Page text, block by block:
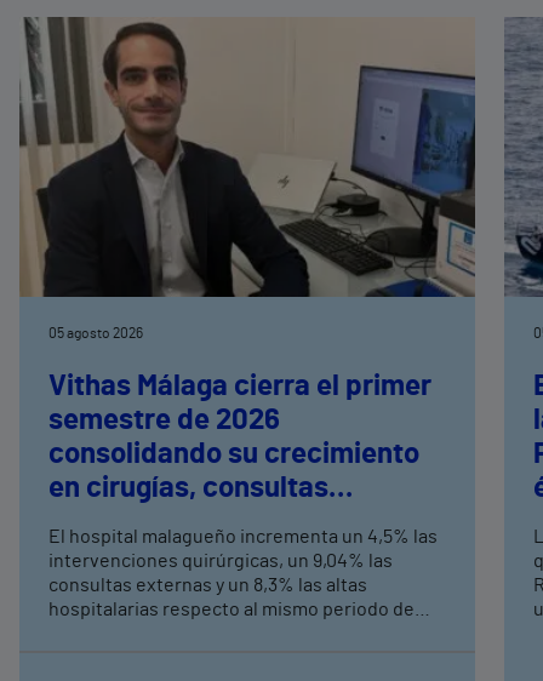
05 agosto 2026
Vithas Málaga cierra el primer
semestre de 2026
consolidando su crecimiento
en cirugías, consultas
externas y altas hospitalarias
El hospital malagueño incrementa un 4,5% las
intervenciones quirúrgicas, un 9,04% las
consultas externas y un 8,3% las altas
hospitalarias respecto al mismo periodo de